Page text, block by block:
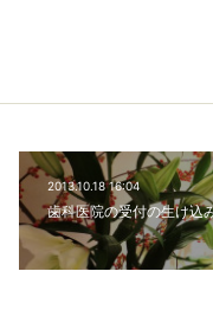
2013.10.18 16:04
歯科医院の受付の生け込